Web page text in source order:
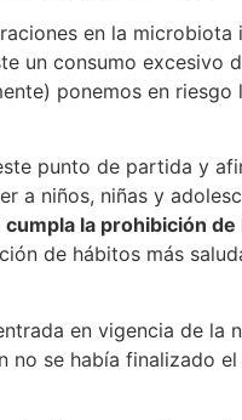
en la
un consumo excesivo
ponemos en
punto de partida y
a niños, niñas y
la prohibición de
de hábitos más
en vigencia de la
no se había finalizado